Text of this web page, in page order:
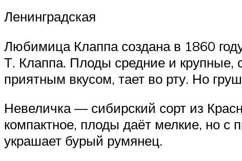
Ленинградская
Любимица Клаппа создана в 1860
Т. Клаппа. Плоды средние и крупные,
приятным вкусом, тает во рту. Но
Невеличка — сибирский сорт из
компактное, плоды даёт мелкие, но с
украшает бурый румянец.